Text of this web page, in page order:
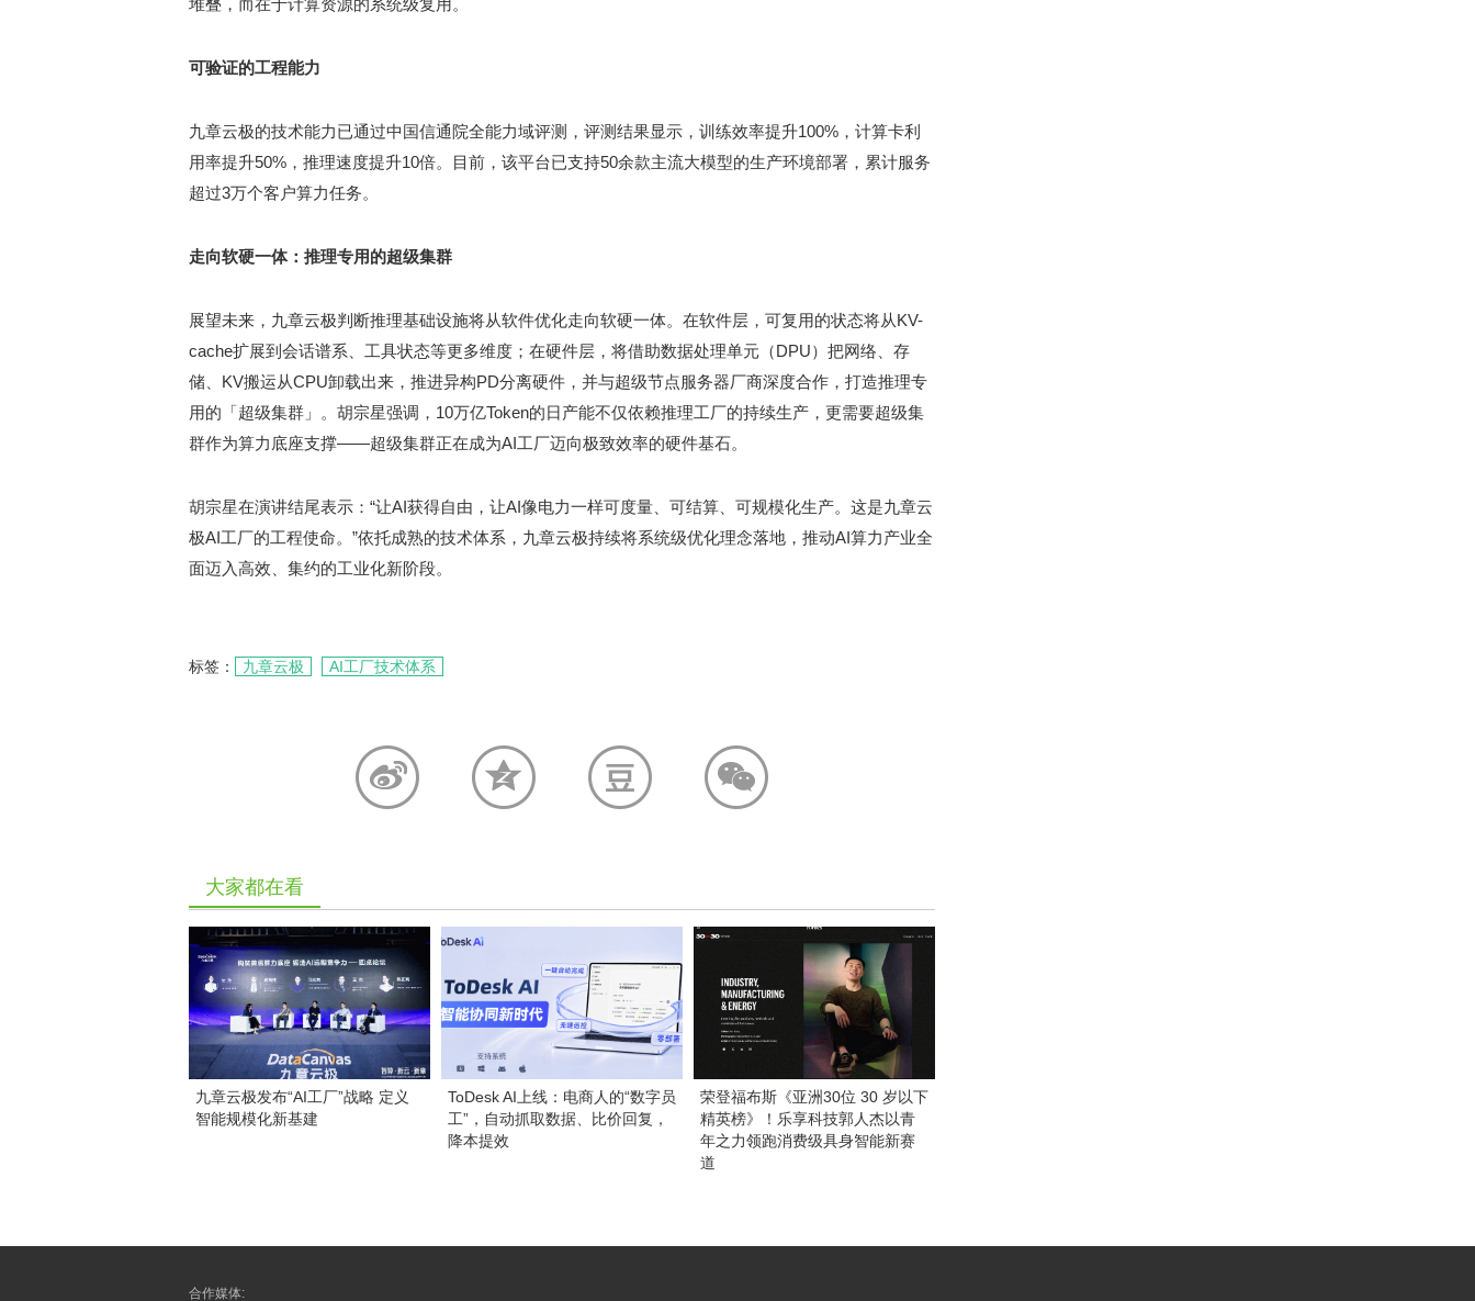
可验证的工程能力
九章云极的技术能力已通过中国信通院全能力域评测，评测结果显示，训练效率提升100%，计算卡利
用率提升50%，推理速度提升10倍。目前，该平台已支持50余款主流大模型的生产环境部署，累计服务
超过3万个客户算力任务。
走向软硬一体：推理专用的超级集群
展望未来，九章云极判断推理基础设施将从软件优化走向软硬一体。在软件层，可复用的状态将从KV-
cache扩展到会话谱系、工具状态等更多维度；在硬件层，将借助数据处理单元（DPU）把网络、存
储、KV搬运从CPU卸载出来，推进异构PD分离硬件，并与超级节点服务器厂商深度合作，打造推理专
用的「超级集群」。胡宗星强调，10万亿Token的日产能不仅依赖推理工厂的持续生产，更需要超级集
群作为算力底座支撑——超级集群正在成为AI工厂迈向极致效率的硬件基石。
胡宗星在演讲结尾表示：“让AI获得自由，让AI像电力一样可度量、可结算、可规模化生产。这是九章云
极AI工厂的工程使命。”依托成熟的技术体系，九章云极持续将系统级优化理念落地，推动AI算力产业全
面迈入高效、集约的工业化新阶段。
标签： 九章云极 AI工厂技术体系
大家都在看
九章云极发布“AI工厂”战略 定义
智能规模化新基建
ToDesk AI上线：电商人的“数字员
工”，自动抓取数据、比价回复，
降本提效
荣登福布斯《亚洲30位 30 岁以下
精英榜》！乐享科技郭人杰以青
年之力领跑消费级具身智能新赛
道
合作媒体: